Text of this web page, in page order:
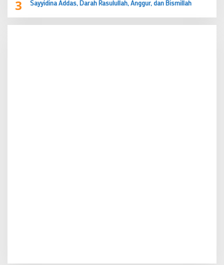
3 Sayyidina Addas, Darah Rasulullah, Anggur, dan Bismillah